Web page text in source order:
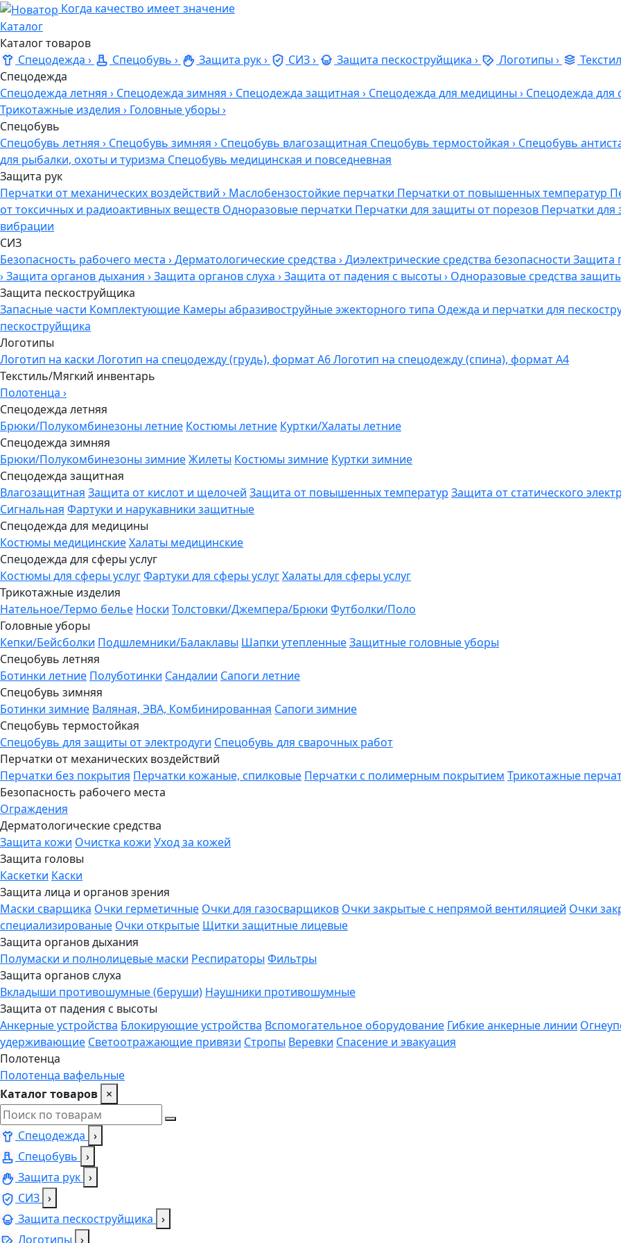
Когда качество имеет значение
Каталог
Каталог товаров
Спецодежда › Спецобувь › Защита рук› СИЗ› Защита пескоструйщика › Логотипы ›
Спецодежда
Спецодежда летняя › Спецодежда зимняя › Спецодежда защитная › Спецодежда для медицины › Спецодежда для
Трикотажные изделия › Головные уборы ›
Спецобувь
Спецобувь летняя › Спецобувь зимняя › Спецобувь влагозащитная Спецобувь термостойкая › Спецобувь
для рыбалки, охоты и туризма Спецобувь медицинская и повседневная
Защита рук
Перчатки от механических воздействий › Маслобензостойкие перчатки Перчатки от повышенных температур
от токсичных и радиоактивных веществ Одноразовые перчатки Перчатки для защиты от порезов Перчатки для
вибрации
СИЗ
Безопасность рабочего места ›Дерматологические средства ›Диэлектрические средства безопасности Защита
›Защита органов дыхания ›Защита органов слуха ›Защита от падения с высоты › Одноразовые средства
Защита пескоструйщика
Запасные части Комплектующие Камеры абразивоструйные эжекторного типа Одежда и перчатки для
пескоструйщика
Логотипы
Логотип на каски Логотип на спецодежду (грудь), формат А6Логотип на спецодежду (спина), формат А4
Текстиль/Мягкий инвентарь
Полотенца ›
Спецодежда летняя
Брюки/Полукомбинезоны летние Костюмы летние Куртки/Халаты летние
Спецодежда зимняя
Брюки/Полукомбинезоны зимниеЖилеты Костюмы зимние Куртки зимние
Спецодежда защитная
Влагозащитная Защита от кислот и щелочей Защита от повышенных температур Защита от статического
Сигнальная Фартуки и нарукавники защитные
Спецодежда для медицины
Костюмы медицинскиеХалаты медицинские
Спецодежда для сферы услуг
Костюмы для сферы услугФартуки для сферы услугХалаты для сферы услуг
Трикотажные изделия
Нательное/Термо белье Носки Толстовки/Джемпера/Брюки Футболки/Поло
Головные уборы
Кепки/Бейсболки Подшлемники/Балаклавы Шапки утепленныеЗащитные головные уборы
Спецобувь летняя
Ботинки летние Полуботинки Сандалии Сапоги летние
Спецобувь зимняя
Ботинки зимние Валяная, ЭВА, Комбинированная Сапоги зимние
Спецобувь термостойкая
Спецобувь для защиты от электродуги Спецобувь для сварочных работ
Перчатки от механических воздействий
Перчатки без покрытия Перчатки кожаные, спилковые Перчатки с полимерным покрытием Трикотажные
Безопасность рабочего места
Ограждения
Дерматологические средства
Защита кожи Очистка кожи Уход за кожей
Защита головы
Каскетки Каски
Защита лица и органов зрения
Маски сварщика Очки герметичные Очки для газосварщиков Очки закрытые с непрямой вентиляцией Очки
специализированые Очки открытые Щитки защитные лицевые
Защита органов дыхания
Полумаски и полнолицевые маски Респираторы Фильтры
Защита органов слуха
Вкладыши противошумные (беруши) Наушники противошумные
Защита от падения с высоты
Анкерные устройства Блокирующие устройства Вспомогательное оборудование Гибкие анкерные линии
удерживающие Светоотражающие привязи Стропы Веревки Спасение и эвакуация
Полотенца
Полотенца вафельные
Каталог товаров ×
Спецодежда ›
Спецобувь ›
Защита рук ›
СИЗ ›
Защита пескоструйщика ›
Логотипы ›